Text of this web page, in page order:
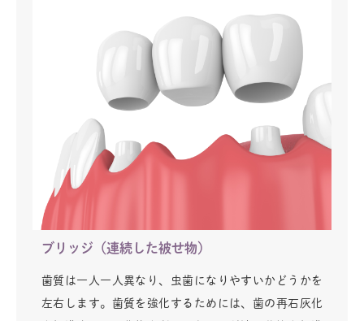
ブリッジ（連続した被せ物）
歯質は一人一人異なり、虫歯になりやすいかどうかを
左右します。歯質を強化するためには、歯の再石灰化